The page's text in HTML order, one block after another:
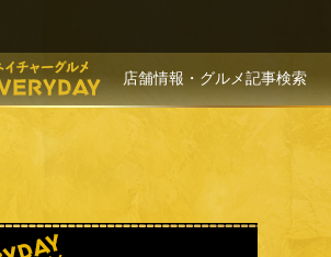
店舗情報・グルメ記事検索